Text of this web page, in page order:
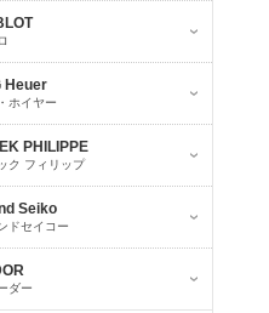
Heuer
ホイヤー
PHILIPPE
ク フィリップ
Seiko
ドセイコー
ダー